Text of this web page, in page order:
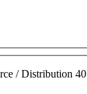
/ Distribution 40